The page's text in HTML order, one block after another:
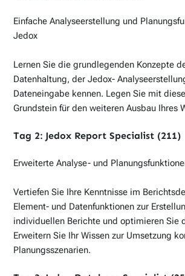
Einfache Analyseerstellung und
Jedox
Lernen Sie die grundlegenden Konzepte
Datenhaltung, der Jedox-
Dateneingabe kennen. Legen Sie mit
Grundstein für den weiteren Ausbau Ihres
Tag 2: Jedox Report Specialist (211)
Erweiterte Analyse- und
Vertiefen Sie Ihre Kenntnisse im
Element- und Datenfunktionen zur
individuellen Berichte und optimieren Sie
Erweitern Sie Ihr Wissen zur Umsetzung
Planungsszenarien.